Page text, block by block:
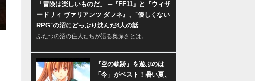
「冒険は楽しいものだ」 ─『FF11』と『ウィザ
ードリィ ヴァリアンツ ダフネ』、"優しくない
RPG"の沼にどっぷり沈んだ4人の話
ふたつの沼の住人たちが語る奥深さとは。
『空の軌跡』を遊ぶのは
「今」がベスト！暑い夏、